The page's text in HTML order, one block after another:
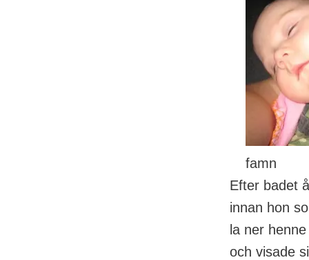
famn
Efter badet
innan hon
la ner
och visade